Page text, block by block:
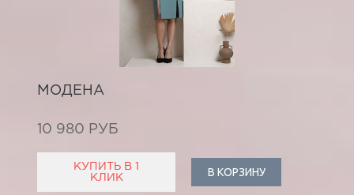
МОДЕНА
10 980 РУБ
КУПИТЬ В 1
КЛИК
В КОРЗИНУ